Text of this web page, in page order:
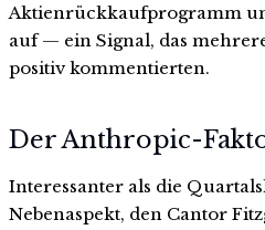
Aktienrückkaufprogramm
auf — ein Signal, das
positiv kommentierten.
Der Anthropic-
Interessanter als die
Nebenaspekt, den Cantor